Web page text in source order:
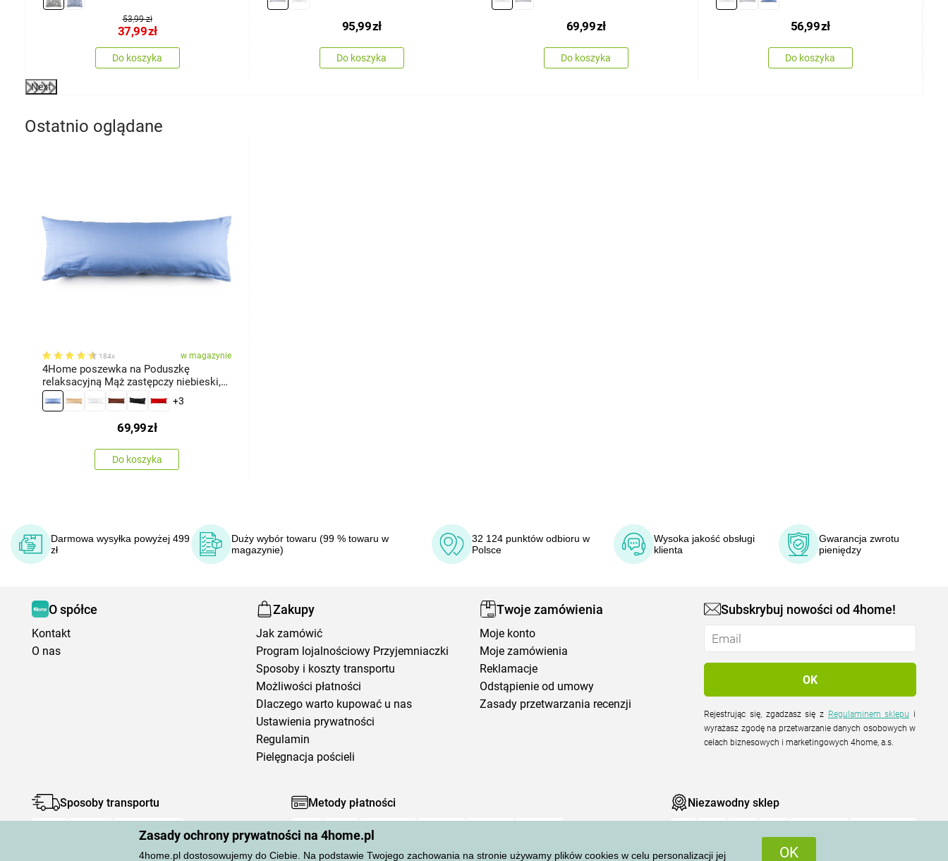
Zasady ochrony prywatności na 4home.pl
4home.pl dostosowujemy do Ciebie. Na podstawie Twojego zachowania na stronie używamy plików cookies w celu personalizacji jej
OK
53,99 zł
37,99zł
Do koszyka
95,99zł
Do koszyka
69,99zł
Do koszyka
56,99zł
Do koszyka
Next
Ostatnio oglądane
184x w magazynie
4Home poszewka na Poduszkę
relaksacyjną Mąż zastępczy niebieski,
50 x 150 cm
+3
69,99zł
Do koszyka
Darmowa wysyłka powyżej 499
zł
Duży wybór towaru (99 % towaru w
magazynie)
32 124 punktów odbioru w
Polsce
Wysoka jakość obsługi
klienta
Gwarancja zwrotu
pieniędzy
O spółce
Kontakt
O nas
Zakupy
Jak zamówić
Program lojalnościowy Przyjemniaczki
Sposoby i koszty transportu
Możliwości płatności
Dlaczego warto kupować u nas
Ustawienia prywatności
Regulamin
Pielęgnacja pościeli
Twoje zamówienia
Moje konto
Moje zamówienia
Reklamacje
Odstąpienie od umowy
Zasady przetwarzania recenzji
Subskrybuj nowości od 4home!
Rejestrując się, zgadzasz się z Regulaminem sklepu
wyrażasz zgodę na przetwarzanie danych osobowych w
celach biznesowych i marketingowych 4home, a.s.
Sposoby transportu Metody płatności Niezawodny sklep